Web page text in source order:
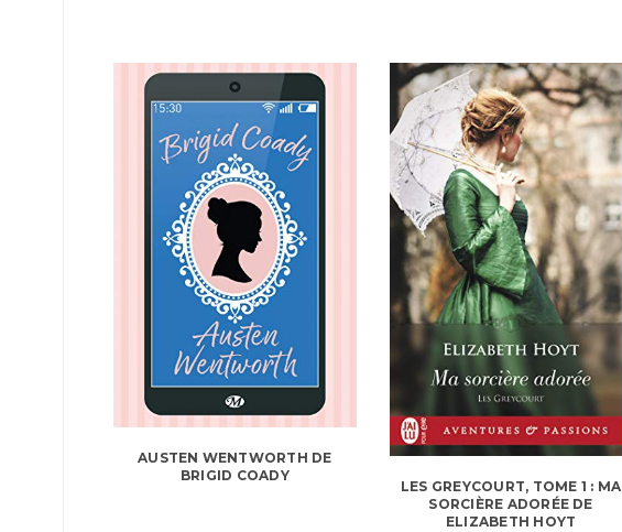
AUSTEN WENTWORTH DE
BRIGID COADY
LES GREYCOURT, TOME 1 : MA
SORCIÈRE ADORÉE DE
ELIZABETH HOYT